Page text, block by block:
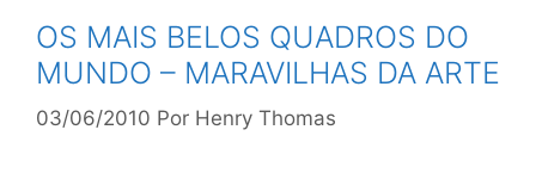
OS MAIS BELOS QUADROS DO
MUNDO – MARAVILHAS DA ARTE
03/06/2010 Por Henry Thomas